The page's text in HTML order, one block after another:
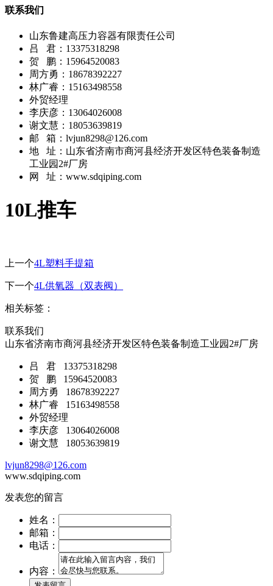
联系我们
山东鲁建高压力容器有限责任公司
吕 君：13375318298
贺 鹏：15964520083
周方勇：18678392227
林广睿：15163498558
外贸经理
李庆彦：13064026008
谢文慧：18053639819
邮 箱：lvjun8298@126.com
地 址：山东省济南市商河县经济开发区特色装备制造
工业园2#厂房
网 址：www.sdqiping.com
10L推车
上一个4L塑料手提箱
下一个4L供氧器（双表阀）
相关标签：
联系我们
山东省济南市商河县经济开发区特色装备制造工业园2#厂房
吕 君 13375318298
贺 鹏 15964520083
周方勇 18678392227
林广睿 15163498558
外贸经理
李庆彦 13064026008
谢文慧 18053639819
lvjun8298@126.com
www.sdqiping.com
发表您的留言
姓名：
邮箱：
电话：
内容：